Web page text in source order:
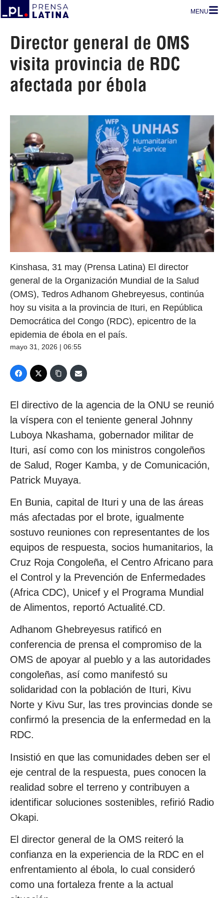
MENU
Director general de OMS
visita provincia de RDC
afectada por ébola
Kinshasa, 31 may (Prensa Latina) El director
general de la Organización Mundial de la Salud
(OMS), Tedros Adhanom Ghebreyesus, continúa
hoy su visita a la provincia de Ituri, en República
Democrática del Congo (RDC), epicentro de la
epidemia de ébola en el país.
mayo 31, 2026 | 06:55
El directivo de la agencia de la ONU se reunió
la víspera con el teniente general Johnny
Luboya Nkashama, gobernador militar de
Ituri, así como con los ministros congoleños
de Salud, Roger Kamba, y de Comunicación,
Patrick Muyaya.
En Bunia, capital de Ituri y una de las áreas
más afectadas por el brote, igualmente
sostuvo reuniones con representantes de los
equipos de respuesta, socios humanitarios, la
Cruz Roja Congoleña, el Centro Africano para
el Control y la Prevención de Enfermedades
(Africa CDC), Unicef y el Programa Mundial
de Alimentos, reportó Actualité.CD.
Adhanom Ghebreyesus ratificó en
conferencia de prensa el compromiso de la
OMS de apoyar al pueblo y a las autoridades
congoleñas, así como manifestó su
solidaridad con la población de Ituri, Kivu
Norte y Kivu Sur, las tres provincias donde se
confirmó la presencia de la enfermedad en la
RDC.
Insistió en que las comunidades deben ser el
eje central de la respuesta, pues conocen la
realidad sobre el terreno y contribuyen a
identificar soluciones sostenibles, refirió Radio
Okapi.
El director general de la OMS reiteró la
confianza en la experiencia de la RDC en el
enfrentamiento al ébola, lo cual consideró
como una fortaleza frente a la actual